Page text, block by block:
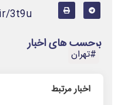
3t9u
برچسب های اخبار
#تهران
اخبار مرتبط